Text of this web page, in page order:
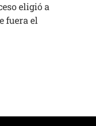
eligió a
fuera el